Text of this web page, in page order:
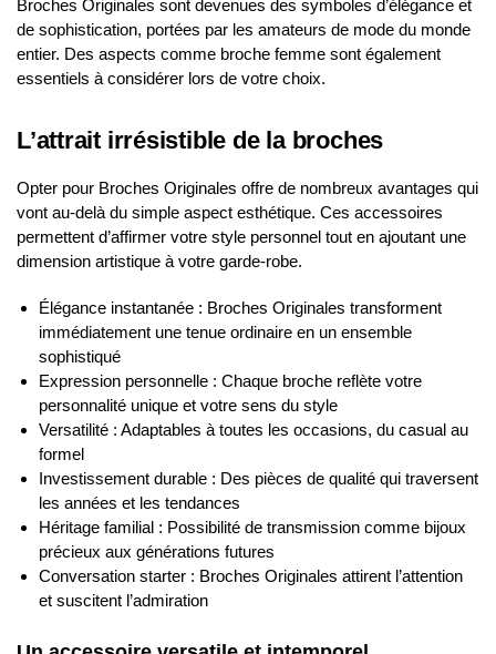
Broches Originales sont devenues des symboles d’élégance et
de sophistication, portées par les amateurs de mode du monde
entier. Des aspects comme broche femme sont également
essentiels à considérer lors de votre choix.
L’attrait irrésistible de la broches
Opter pour Broches Originales offre de nombreux avantages qui
vont au-delà du simple aspect esthétique. Ces accessoires
permettent d’affirmer votre style personnel tout en ajoutant une
dimension artistique à votre garde-robe.
Élégance instantanée : Broches Originales transforment
immédiatement une tenue ordinaire en un ensemble
sophistiqué
Expression personnelle : Chaque broche reflète votre
personnalité unique et votre sens du style
Versatilité : Adaptables à toutes les occasions, du casual au
formel
Investissement durable : Des pièces de qualité qui traversent
les années et les tendances
Héritage familial : Possibilité de transmission comme bijoux
précieux aux générations futures
Conversation starter : Broches Originales attirent l’attention
et suscitent l’admiration